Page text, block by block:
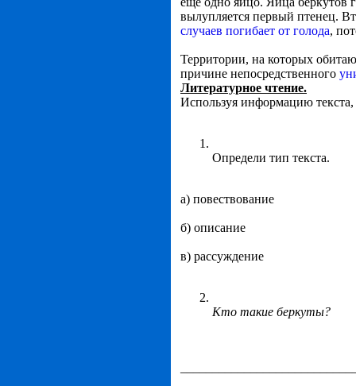
вылупляется первый птенец.
случаев погибает от голода,
Территории, на которых
причине непосредственного
Литературное чтение.
Используя информацию текста,
Определи тип текста.
а) повествование
б) описание
в) рассуждение
Кто такие беркуты?